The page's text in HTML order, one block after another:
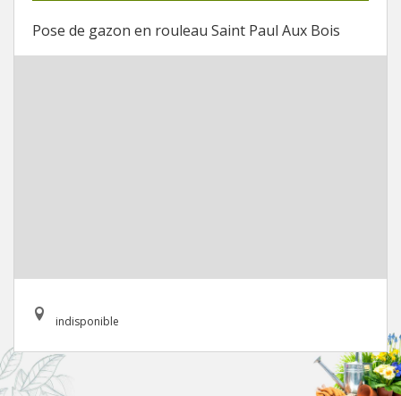
Pose de gazon en rouleau Saint Paul Aux Bois
indisponible